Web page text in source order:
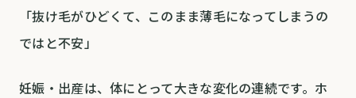
「抜け毛がひどくて、このまま薄毛になってしまうの
ではと不安」
妊娠・出産は、体にとって大きな変化の連続です。ホ